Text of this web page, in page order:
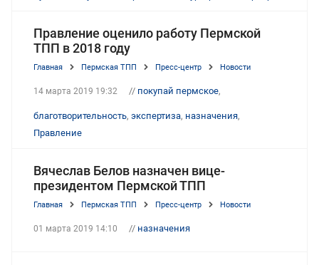
Правление оценило работу Пермской
ТПП в 2018 году
Главная Пермская ТПП Пресс-центр Новости
14 марта 2019 19:32 // покупай пермское,
благотворительность, экспертиза, назначения,
Правление
Вячеслав Белов назначен вице-
президентом Пермской ТПП
Главная Пермская ТПП Пресс-центр Новости
01 марта 2019 14:10 // назначения